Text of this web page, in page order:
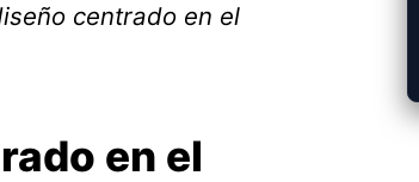
centrado en el
en el